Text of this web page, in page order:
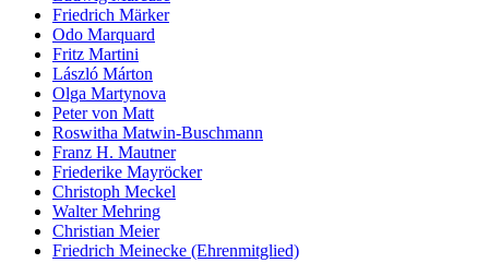
Friedrich Märker
Odo Marquard
Fritz Martini
László Márton
Olga Martynova
Peter von Matt
Roswitha Matwin-Buschmann
Franz H. Mautner
Friederike Mayröcker
Christoph Meckel
Walter Mehring
Christian Meier
Friedrich Meinecke (Ehrenmitglied)